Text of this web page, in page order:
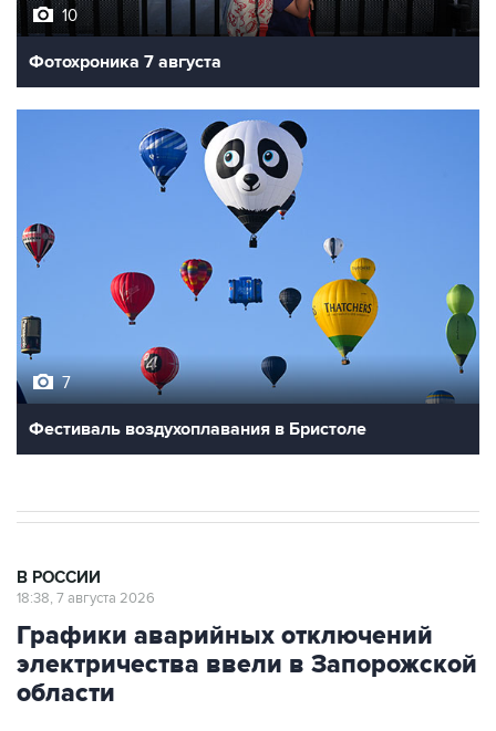
Фотохроника 7 августа
Фестиваль воздухоплавания в Бристоле
Графики аварийных отключений
электричества ввели в Запорожской
области
Москва. 7 августа. INTERFAX.RU - Графики